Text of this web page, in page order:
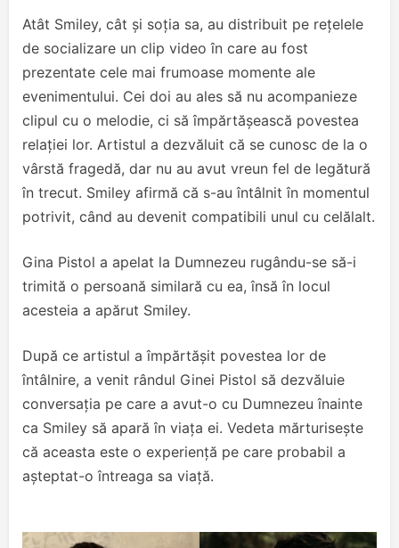
Atât Smiley, cât și soția sa, au distribuit pe rețelele
de socializare un clip video în care au fost
prezentate cele mai frumoase momente ale
evenimentului. Cei doi au ales să nu acompanieze
clipul cu o melodie, ci să împărtășească povestea
relației lor. Artistul a dezvăluit că se cunosc de la o
vârstă fragedă, dar nu au avut vreun fel de legătură
în trecut. Smiley afirmă că s-au întâlnit în momentul
potrivit, când au devenit compatibili unul cu celălalt.
Gina Pistol a apelat la Dumnezeu rugându-se să-i
trimită o persoană similară cu ea, însă în locul
acesteia a apărut Smiley.
După ce artistul a împărtășit povestea lor de
întâlnire, a venit rândul Ginei Pistol să dezvăluie
conversația pe care a avut-o cu Dumnezeu înainte
ca Smiley să apară în viața ei. Vedeta mărturisește
că aceasta este o experiență pe care probabil a
așteptat-o întreaga sa viață.